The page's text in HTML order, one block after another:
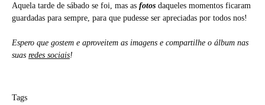
Aquela tarde de sábado se foi, mas as fotos daqueles momentos ficaram
guardadas para sempre, para que pudesse ser apreciadas por todos nos!
Espero que gostem e aproveitem as imagens e compartilhe o álbum nas
suas redes sociais!
Tags